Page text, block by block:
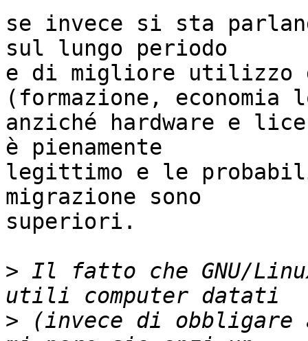
se invece si sta
sul lungo periodo
e di migliore utilizzo
(formazione, economia
anziché hardware e
è pienamente
legittimo e le
migrazione sono
superiori.
> Il fatto che GNU/
> (invece di obbligare